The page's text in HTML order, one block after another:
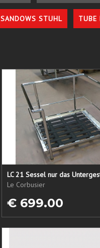
SANDOWS STUHL TUBE
Le Corbusier
€ 699.00